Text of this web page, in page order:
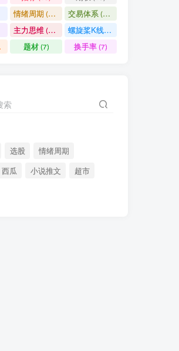
情绪周期 (14) 交易体系(12)
主力思维(12) 螺旋桨K线
(11)
题材(7) 换手率(7)
索
选股
情绪周期
西瓜 小说推文
超市
花顺K线界面显示行业概念指标代码图解
封板、翘板、炸板是什么意思？炒股你必须懂的暗语！
的术语有哪些？股票分时水上、水下是什么意思？
细！何为打板以及打板战法的精髓